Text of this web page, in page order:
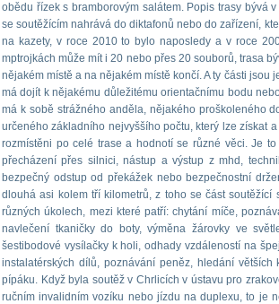
obědu řízek s bramborovým salátem. Popis trasy bývá
se soutěžícím nahrává do diktafonů nebo do zařízení,
na kazety, v roce 2010 to bylo naposledy a v roce
mptrojkách může mít i 20 nebo přes 20 souborů, trasa
nějakém místě a na nějakém místě končí. A ty části jsou
má dojít k nějakému důležitému orientačnímu bodu
má k sobě strážného anděla, nějakého proškoleného
určeného základního nejvyššího počtu, který lze získat
rozmístěni po celé trase a hodnotí se různé věci. Je
přecházení přes silnici, nástup a výstup z mhd,
bezpečný odstup od překážek nebo bezpečnostní
dlouhá asi kolem tří kilometrů, z toho se část soutěžící
různých úkolech, mezi které patří: chytání míče,
navlečení tkaničky do boty, výměna žárovky ve
šestibodové vysílačky k holi, odhady vzdáleností na
instalatérských dílů, poznávání peněz, hledání
pípáku. Když byla soutěž v Chrlicích v ústavu pro
ručním invalidním vozíku nebo jízdu na duplexu, to je